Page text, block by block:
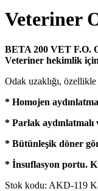
Veteriner
BETA 200 VET F.O.
Veteriner hekimlik
Odak uzaklığı,
* Homojen
* Parlak
* Bütünleşik döner
* İnsuflasyon portu.
Stok kodu: AKD-119